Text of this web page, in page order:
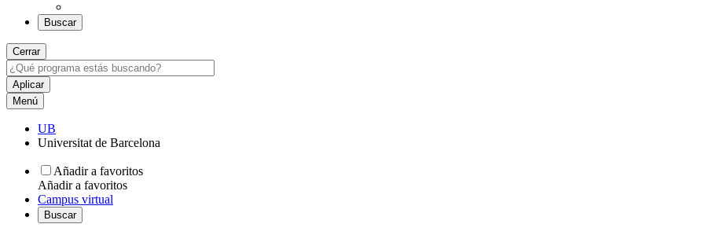
Buscar
Cerrar
Menú
UB
Universitat de Barcelona
Añadir a favoritos
Añadir a favoritos
Campus virtual
Buscar